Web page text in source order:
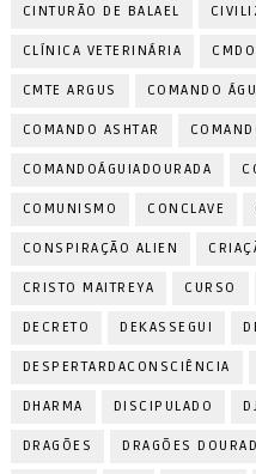
CINTURÃO DE BALAEL
CLÍNICA VETERINÁRIA
CMTE ARGUS COMANDO
COMANDO ASHTAR
COMANDOÁGUIADOURADA
COMUNISMO CONCLAVE
CONSPIRAÇÃO ALIEN
CRISTO MAITREYA CURSO
DECRETO DEKASSEGUI
DESPERTARDACONSCIÊNCIA
DHARMA DISCIPULADO
DRAGÕES DRAGÕES